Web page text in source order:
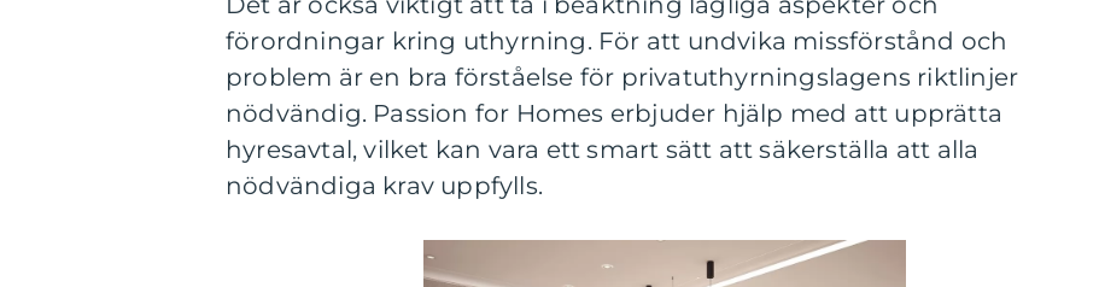
förordningar kring uthyrning. För att undvika missförstånd och
problem är en bra förståelse för privatuthyrningslagens riktlinjer
nödvändig. Passion for Homes erbjuder hjälp med att upprätta
hyresavtal, vilket kan vara ett smart sätt att säkerställa att alla
nödvändiga krav uppfylls.